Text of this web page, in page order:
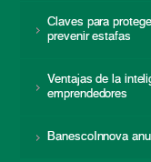
Claves para
prevenir estafas
Ventajas de la
emprendedores
BanescoInnova